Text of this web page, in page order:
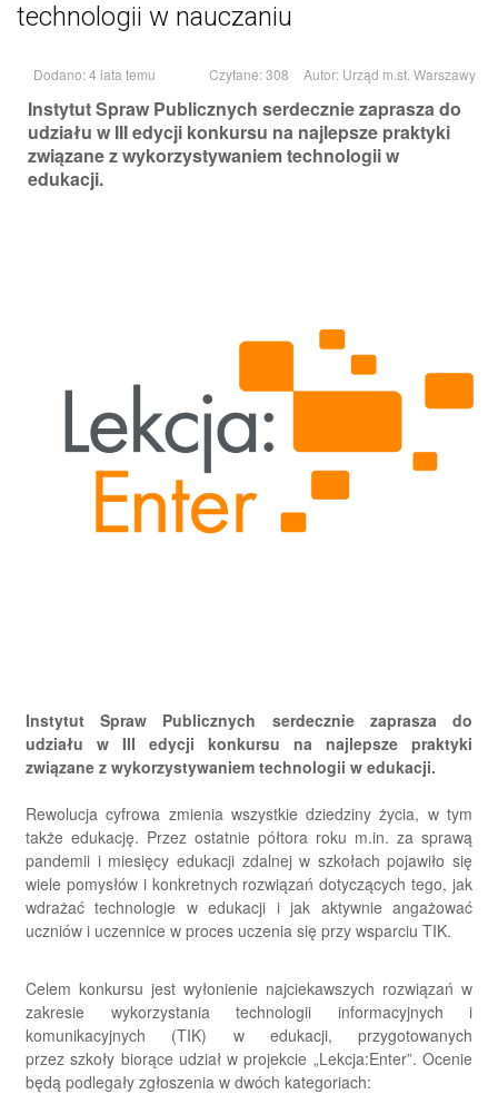
technologii w nauczaniu
Dodano: 4 lata temu Czytane: 308 Autor: Urząd m.st. Warszawy
Instytut Spraw Publicznych serdecznie zaprasza do
udziału w III edycji konkursu na najlepsze praktyki
związane z wykorzystywaniem technologii w
edukacji.
Instytut Spraw Publicznych serdecznie zaprasza do
udziału w III edycji konkursu na najlepsze praktyki
związane z wykorzystywaniem technologii w edukacji.
Rewolucja cyfrowa zmienia wszystkie dziedziny życia, w tym
także edukację. Przez ostatnie półtora roku m.in. za sprawą
pandemii i miesięcy edukacji zdalnej w szkołach pojawiło się
wiele pomysłów i konkretnych rozwiązań dotyczących tego, jak
wdrażać technologie w edukacji i jak aktywnie angażować
uczniów i uczennice w proces uczenia się przy wsparciu TIK.
Celem konkursu jest wyłonienie najciekawszych rozwiązań w
zakresie wykorzystania technologii informacyjnych i
komunikacyjnych (TIK) w edukacji, przygotowanych
przez szkoły biorące udział w projekcie „Lekcja:Enter”. Ocenie
będą podlegały zgłoszenia w dwóch kategoriach: